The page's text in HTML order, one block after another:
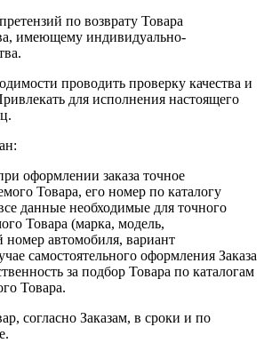
по возврату Товара
имеющему индивидуально-
проводить проверку качества и
для исполнения настоящего
оформлении заказа точное
Товара, его номер по каталогу
данные необходимые для точного
Товара (марка, модель,
автомобиля, вариант
самостоятельного оформления Заказа
за подбор Товара по каталогам
Товара.
согласно Заказам, в сроки и по